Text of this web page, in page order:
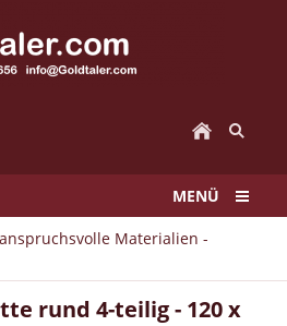
MENÜ
Materialien -
rund 4-teilig - 120 x